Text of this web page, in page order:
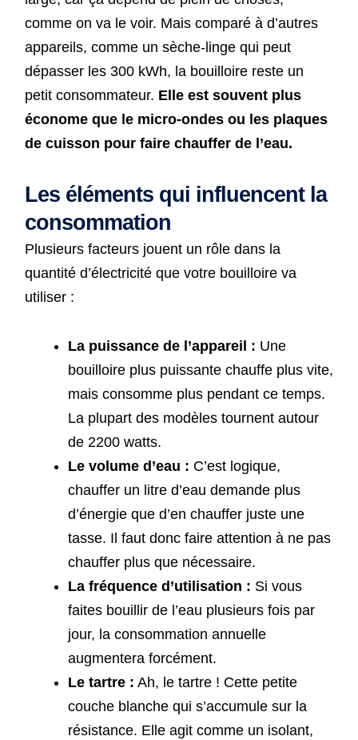
comme on va le voir. Mais comparé à d’autres
appareils, comme un sèche-linge qui peut
dépasser les 300 kWh, la bouilloire reste un
petit consommateur. Elle est souvent plus
économe que le micro-ondes ou les plaques
de cuisson pour faire chauffer de l’eau.
Les éléments qui influencent la
consommation
Plusieurs facteurs jouent un rôle dans la
quantité d’électricité que votre bouilloire va
utiliser :
La puissance de l’appareil : Une
bouilloire plus puissante chauffe plus vite,
mais consomme plus pendant ce temps.
La plupart des modèles tournent autour
de 2200 watts.
Le volume d’eau : C’est logique,
chauffer un litre d’eau demande plus
d’énergie que d’en chauffer juste une
tasse. Il faut donc faire attention à ne pas
chauffer plus que nécessaire.
La fréquence d’utilisation : Si vous
faites bouillir de l’eau plusieurs fois par
jour, la consommation annuelle
augmentera forcément.
Le tartre : Ah, le tartre ! Cette petite
couche blanche qui s’accumule sur la
résistance. Elle agit comme un isolant,